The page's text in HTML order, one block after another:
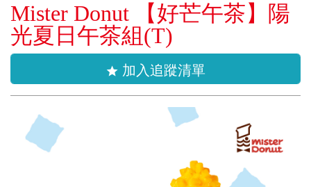
Mister Donut 【好芒午茶】陽
光夏日午茶組(T)
star 加入追蹤清單